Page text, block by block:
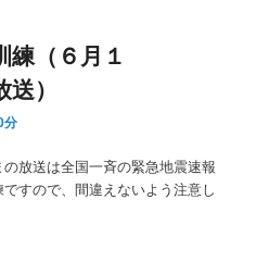
練（６月１
）
分
放送は全国一斉の緊急地震速報
すので、間違えないよう注意し